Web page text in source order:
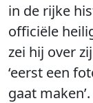
in de rijke
officiële
zei hij over
‘eerst een
gaat